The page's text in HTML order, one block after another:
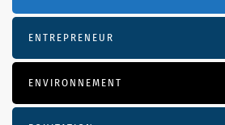
ENTREPRENEUR
ENVIRONNEMENT